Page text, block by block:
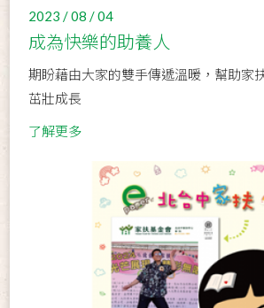
2023 / 08 / 04
成為快樂的助養人
期盼藉由大家的雙手傳遞溫暖，幫助家
茁壯成長
了解更多